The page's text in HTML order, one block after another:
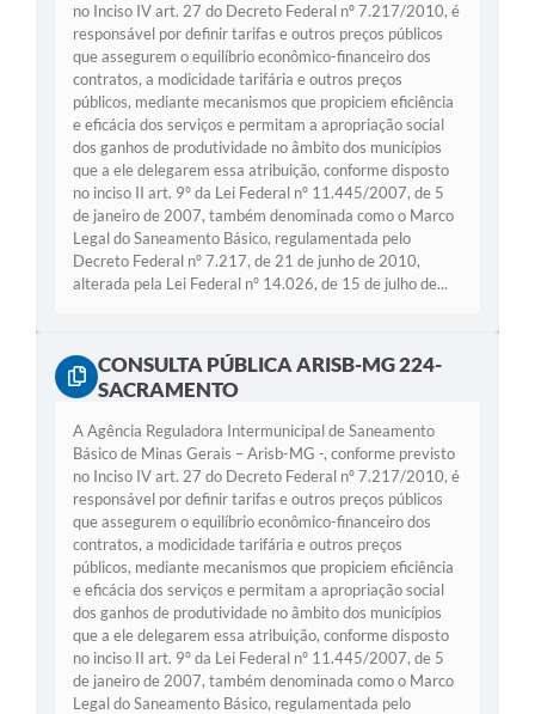
no Inciso IV art. 27 do Decreto Federal nº 7.217/2010, é
responsável por definir tarifas e outros preços públicos
que assegurem o equilíbrio econômico-financeiro dos
contratos, a modicidade tarifária e outros preços
públicos, mediante mecanismos que propiciem eficiência
e eficácia dos serviços e permitam a apropriação social
dos ganhos de produtividade no âmbito dos municípios
que a ele delegarem essa atribuição, conforme disposto
no inciso II art. 9º da Lei Federal nº 11.445/2007, de 5
de janeiro de 2007, também denominada como o Marco
Legal do Saneamento Básico, regulamentada pelo
Decreto Federal nº 7.217, de 21 de junho de 2010,
alterada pela Lei Federal nº 14.026, de 15 de julho de...
CONSULTA PÚBLICA ARISB-MG 224-
SACRAMENTO
A Agência Reguladora Intermunicipal de Saneamento
Básico de Minas Gerais – Arisb-MG -, conforme previsto
no Inciso IV art. 27 do Decreto Federal nº 7.217/2010, é
responsável por definir tarifas e outros preços públicos
que assegurem o equilíbrio econômico-financeiro dos
contratos, a modicidade tarifária e outros preços
públicos, mediante mecanismos que propiciem eficiência
e eficácia dos serviços e permitam a apropriação social
dos ganhos de produtividade no âmbito dos municípios
que a ele delegarem essa atribuição, conforme disposto
no inciso II art. 9º da Lei Federal nº 11.445/2007, de 5
de janeiro de 2007, também denominada como o Marco
Legal do Saneamento Básico, regulamentada pelo